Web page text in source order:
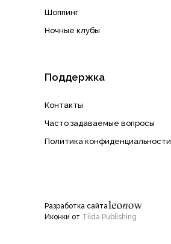
Поддержка
Шоппинг
Ночные клубы
Контакты
Часто задаваемые вопросы
Политика конфиденциальности
Разработка сайта
Иконки от Tilda Publishing